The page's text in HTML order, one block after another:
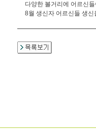
다양한 볼거리에 어르신
8월 생신자 어르신들 생